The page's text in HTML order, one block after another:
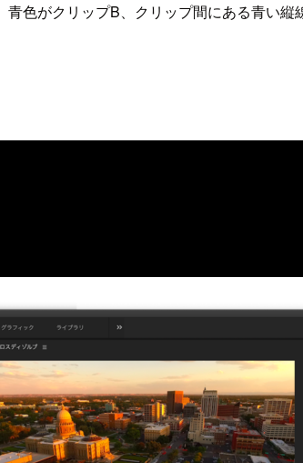
色がクリップB、クリップ間にある青い